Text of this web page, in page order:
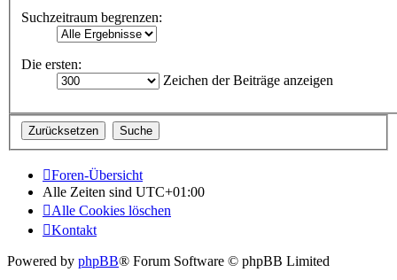
Suchzeitraum begrenzen:
Die ersten:
Zeichen der Beiträge anzeigen
Foren-Übersicht
Alle Zeiten sind UTC+01:00
Alle Cookies löschen
Kontakt
Powered by phpBB® Forum Software © phpBB Limited